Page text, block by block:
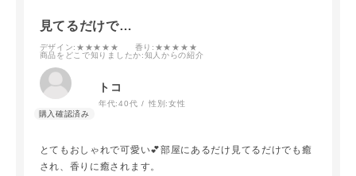
見てるだけで…
デザイン:★★★★★ 香り :★★★★★
商品をどこで知りましたか:知人からの紹介
トコ
年代:40代 性別:女性
とてもおしゃれで可愛い💕部屋にあるだけ見てるだけでも癒
され、香りに癒されます。